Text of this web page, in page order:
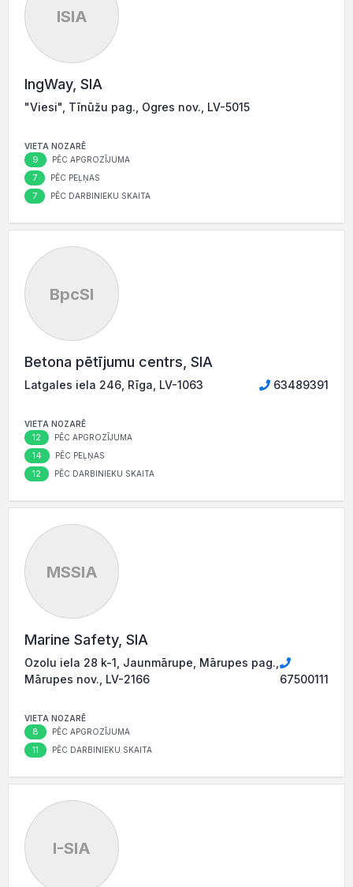
ISIA
IngWay, SIA
"Viesi", Tīnūžu pag., Ogres nov., LV-5015
VIETA NOZARĒ
9 PĒC APGROZĪJUMA
7 PĒC PEĻŅAS
7 PĒC DARBINIEKU SKAITA
BpcSI
Betona pētījumu centrs, SIA
Latgales iela 246, Rīga, LV-1063 63489391
VIETA NOZARĒ
12 PĒC APGROZĪJUMA
14 PĒC PEĻŅAS
12 PĒC DARBINIEKU SKAITA
MSSIA
Marine Safety, SIA
Ozolu iela 28 k-1, Jaunmārupe, Mārupes pag.,
Mārupes nov., LV-2166
67500111
VIETA NOZARĒ
8 PĒC APGROZĪJUMA
11 PĒC DARBINIEKU SKAITA
I-SIA